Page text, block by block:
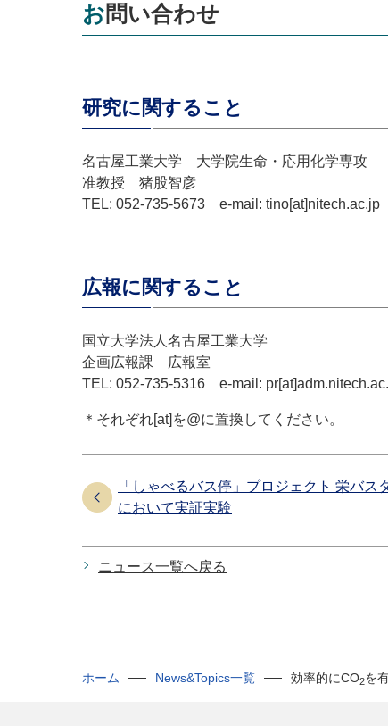
お問い合わせ
研究に関すること
名古屋工業大学 大学院生命・応用化学専攻
准教授 猪股智彦
TEL: 052-735-5673 e-mail: tino[at]nitech.ac.jp
広報に関すること
国立大学法人名古屋工業大学
企画広報課 広報室
TEL: 052-735-5316 e-mail:
＊それぞれ[at]を@に置換してください。
「しゃべるバス停」プロジェクト 栄バス
において実証実験
ニュース一覧へ戻る
ホーム News&Topics一覧 効率的にCO2を